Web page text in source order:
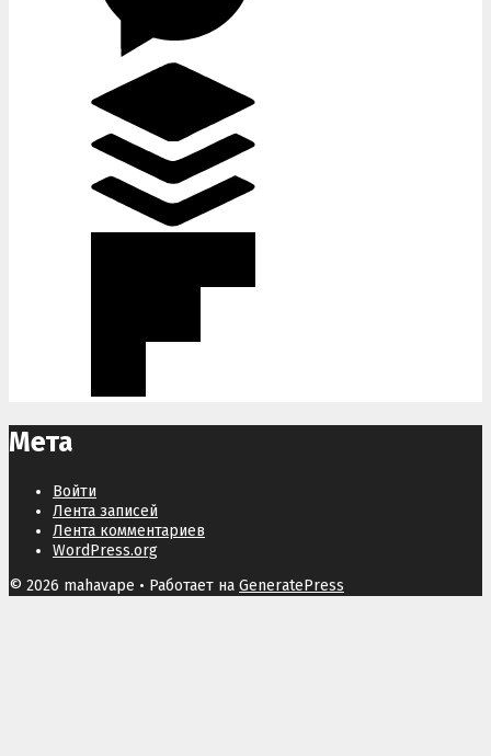
Мета
Войти
Лента записей
Лента комментариев
WordPress.org
© 2026 mahavape • Работает на GeneratePress